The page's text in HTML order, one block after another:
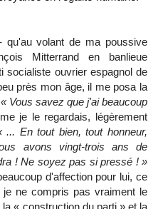
volant de ma poussive
Mitterrand en banlieue
socialiste ouvrier espagnol de
près mon âge, il me posa la
« Vous savez que j'ai beaucoup
je le regardais, légèrement
... En tout bien, tout honneur,
avons vingt-trois ans de
! Ne soyez pas si pressé ! »
d'affection pour lui, ce
ne compris pas vraiment le
« construction du parti » et la